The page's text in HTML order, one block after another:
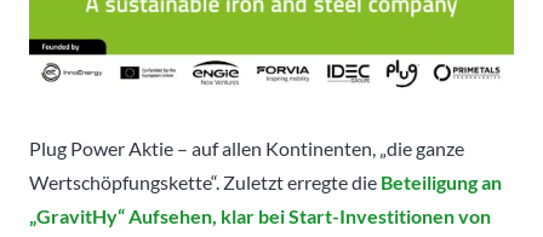
Plug Power Aktie – auf allen Kontinenten, „die ganze
Wertschöpfungskette“. Zuletzt erregte die Beteiligung an
„GravitHy“ Aufsehen, klar bei Start-Investitionen von